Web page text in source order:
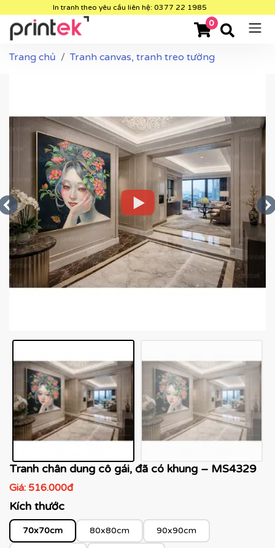
In tranh theo yêu cầu liên hệ: 0377 22 1985
0
Trang chủ Tranh canvas, tranh treo tường
Tranh chân dung cô gái, đã có khung – MS4329
Giá: 516.000đ
Kích thước
70x70cm 80x80cm 90x90cm